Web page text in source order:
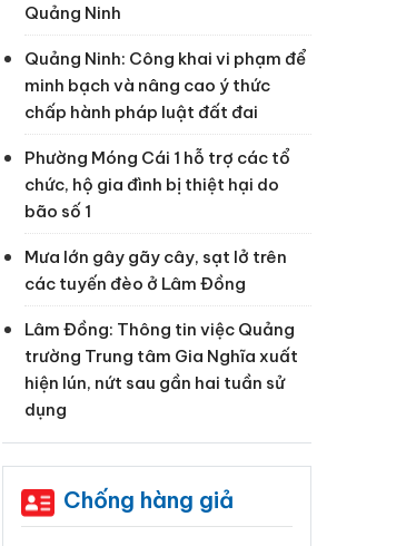
Quảng Ninh
Quảng Ninh: Công khai vi phạm để
minh bạch và nâng cao ý thức
chấp hành pháp luật đất đai
Phường Móng Cái 1 hỗ trợ các tổ
chức, hộ gia đình bị thiệt hại do
bão số 1
Mưa lớn gây gãy cây, sạt lở trên
các tuyến đèo ở Lâm Đồng
Lâm Đồng: Thông tin việc Quảng
trường Trung tâm Gia Nghĩa xuất
hiện lún, nứt sau gần hai tuần sử
dụng
Chống hàng giả